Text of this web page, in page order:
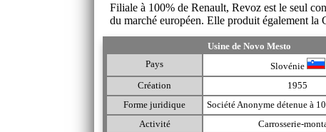
Filiale à 100% de Renault, Revoz est le seul
du marché européen. Elle produit également
Usine de Novo Mesto
Pays
Slovénie
Création
1955
Forme juridique
Société Anonyme détenue à
Activité
Carrosserie-